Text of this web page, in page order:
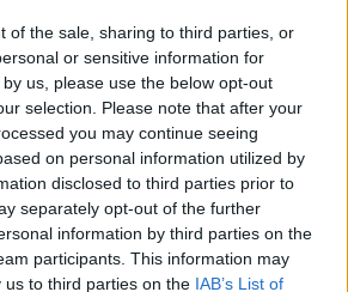
of the sale, sharing to third parties, or
or sensitive information for
us, please use the below opt-out
selection. Please note that after your
you may continue seeing
on personal information utilized by
disclosed to third parties prior to
separately opt-out of the further
information by third parties on the
participants. This information may
us to third parties on the IAB’s List of
w tym, że rosyjski szkoleniowiec
FACEIT... bana za cheatowanie. –
to nie był on i po prostu
Na ten moment nie wiem, czy
by go przywrócić– pisał wówczas
jeden z członków VZ.
zamierzał początkowo usuwać
Zamiast tego zezwolił na